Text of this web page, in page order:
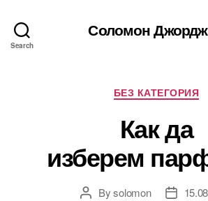
Search
Соломон
Categories
БЕЗ КАТЕГОРИЯ
Как да
изберем
PostBysolomon
Post